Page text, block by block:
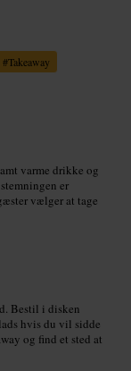
#Takeaway
varme drikke og
er
vælger at tage
Bestil i disken
hvis du vil sidde
og find et sted at